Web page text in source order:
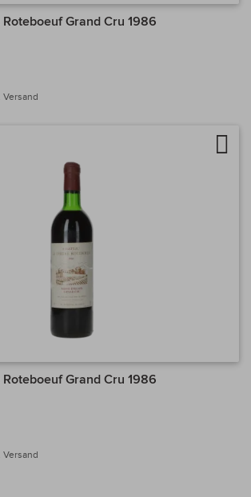
Grand Cru 1986
Versand
Grand Cru 1986
Versand